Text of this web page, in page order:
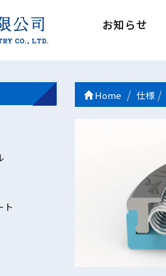
お知らせ
ト
Home 仕様